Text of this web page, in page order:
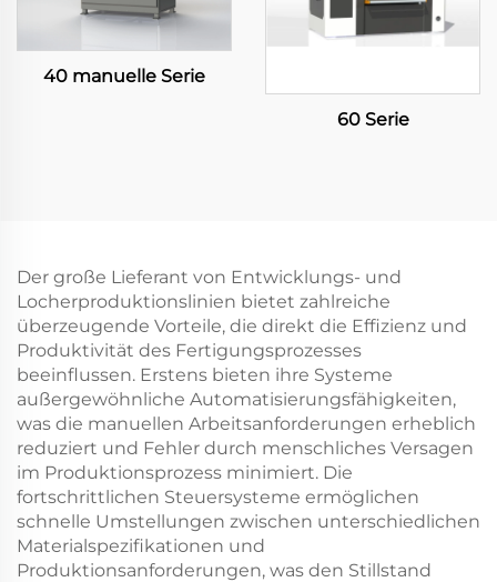
40 manuelle Serie
60 Serie
Der große Lieferant von Entwicklungs- und
Locherproduktionslinien bietet zahlreiche
überzeugende Vorteile, die direkt die Effizienz und
Produktivität des Fertigungsprozesses
beeinflussen. Erstens bieten ihre Systeme
außergewöhnliche Automatisierungsfähigkeiten,
was die manuellen Arbeitsanforderungen erheblich
reduziert und Fehler durch menschliches Versagen
im Produktionsprozess minimiert. Die
fortschrittlichen Steuersysteme ermöglichen
schnelle Umstellungen zwischen unterschiedlichen
Materialspezifikationen und
Produktionsanforderungen, was den Stillstand